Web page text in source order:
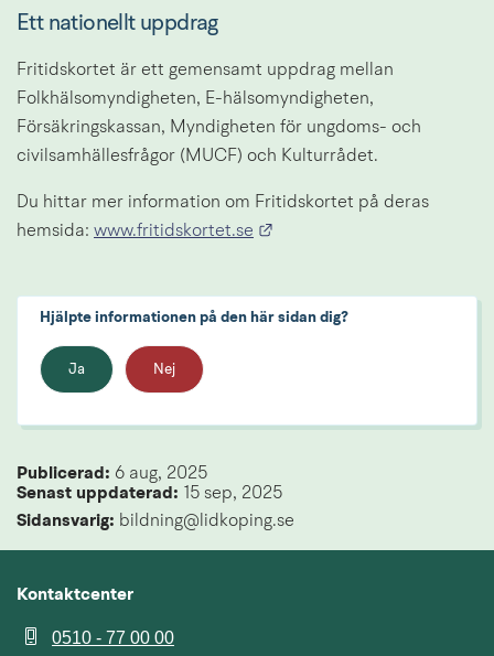
Ett nationellt uppdrag
Fritidskortet är ett gemensamt uppdrag mellan
Folkhälsomyndigheten, E-hälsomyndigheten,
Försäkringskassan, Myndigheten för ungdoms- och
civilsamhällesfrågor (MUCF) och Kulturrådet.
Du hittar mer information om Fritidskortet på deras
hemsida: www.fritidskortet.se
Hjälpte informationen på den här sidan dig?
Ja Nej
Publicerad: 6 aug, 2025
Senast uppdaterad:
15 sep, 2025
Sidansvarig: bildning@lidkoping.se
Kontaktcenter
0510 - 77 00 00